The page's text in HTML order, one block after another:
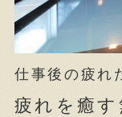
仕事後の疲れ
疲れを癒す